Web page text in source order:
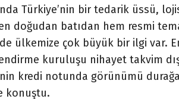
Türkiye’nin bir tedarik üssü,
doğudan batıdan hem resmi
ülkemize çok büyük bir ilgi var.
kuruluşu nihayet takvim
kredi notunda görünümü
konuştu.